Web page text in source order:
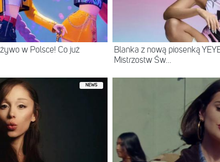
w Polsce! Co już
Blanka z nową piosenką
Mistrzostw Św...
NEWS